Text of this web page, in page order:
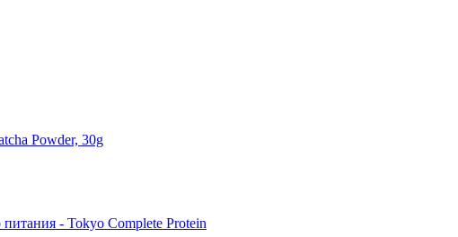
Powder, 30g
- Tokyo Complete Protein